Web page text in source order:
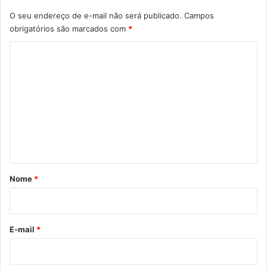
O seu endereço de e-mail não será publicado. Campos
obrigatórios são marcados com *
r
*
Nome *
E-mail *